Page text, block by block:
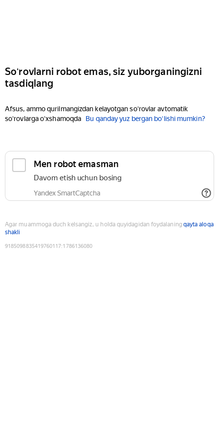
Soʻrovlarni robot emas, siz yuborganingizni
tasdiqlang
Afsus, ammo qurilmangizdan kelayotgan soʻrovlar avtomatik
soʻrovlarga oʻxshamoqda
Bu qanday yuz bergan boʻlishi mumkin?
Men robot emasman
Davom etish uchun bosing
Yandex SmartCaptcha
Agar muammoga duch kelsangiz, u holda quyidagidan foydalaning qayta aloqa
shakli
9185098835419760117:1786136080